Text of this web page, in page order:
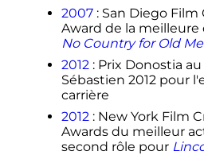
2007 : San Diego
Award de la
No Country for Old
2012 : Prix Donostia
Sébastien 2012 pour
carrière
2012 : New York Film
Awards du meilleur
second rôle pour